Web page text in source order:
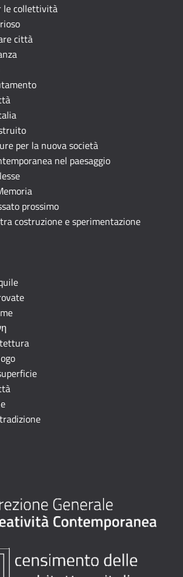
le collettività
città
per la nuova società
nel paesaggio
prossimo
costruzione e sperimentazione